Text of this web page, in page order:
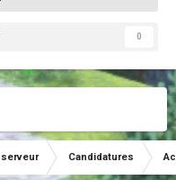
0
serveur Candidatures